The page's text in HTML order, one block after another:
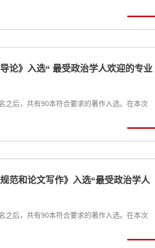
论》入选“ 最受政治学人欢迎的专业
之后，共有90本符合要求的著作入选。在本次
范和论文写作》入选“最受政治学人
之后，共有90本符合要求的著作入选。在本次